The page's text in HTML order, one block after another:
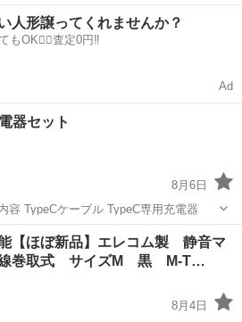
ます。 比較的綺麗ですが、中古にご理
周辺機器
人形譲ってくれませんか？
もOK🙆‍♀️査定0円‼️
Ad
器セット
8月6日
使えます セット内容 TypeCケーブル TypeC専用充電器
充電器
【ほぼ新品】エレコム製 静音マ
巻取式 サイズM 黒 M-T…
8月4日